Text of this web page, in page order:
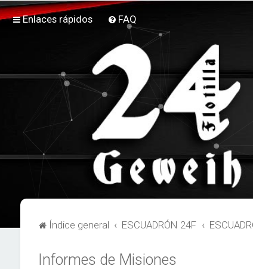
Enlaces rápidos FAQ
Índice general ESCUADRÓN 24F
Informes de Misiones